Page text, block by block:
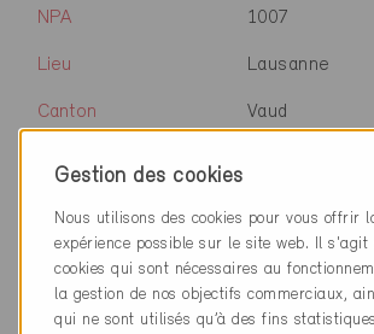
NPA 1007
Lieu Lausanne
Canton Vaud
Entreprise W·Architectes
NPA 1260
Gestion des cookies
Nous utilisons des cookies pour vous offrir
expérience possible sur le site web. Il s'agit
cookies qui sont nécessaires au
la gestion de nos objectifs commerciaux,
qui ne sont utilisés qu’à des fins